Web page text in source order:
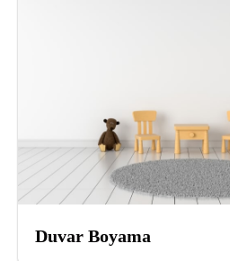
Duvar Boyama